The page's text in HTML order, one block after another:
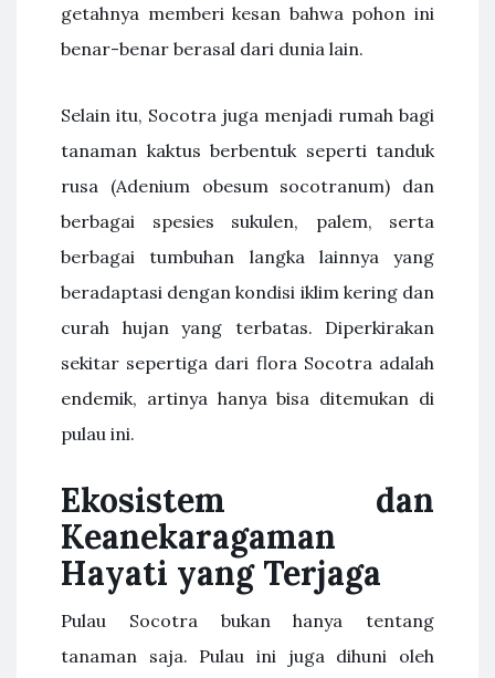
getahnya memberi kesan bahwa pohon ini
benar-benar berasal dari dunia lain.
Selain itu, Socotra juga menjadi rumah bagi
tanaman kaktus berbentuk seperti tanduk
rusa (Adenium obesum socotranum) dan
berbagai spesies sukulen, palem, serta
berbagai tumbuhan langka lainnya yang
beradaptasi dengan kondisi iklim kering dan
curah hujan yang terbatas. Diperkirakan
sekitar sepertiga dari flora Socotra adalah
endemik, artinya hanya bisa ditemukan di
pulau ini.
Ekosistem dan
Keanekaragaman
Hayati yang Terjaga
Pulau Socotra bukan hanya tentang
tanaman saja. Pulau ini juga dihuni oleh